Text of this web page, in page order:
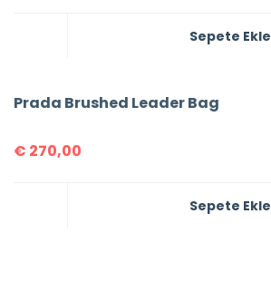
Sepete Ekle
Prada Brushed Leader Bag
€ 270,00
Sepete Ekle